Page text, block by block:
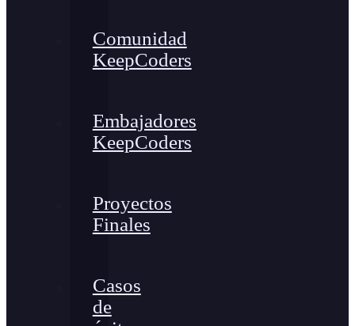
Comunidad
KeepCoders
Embajadores
KeepCoders
Proyectos
Finales
Casos
de